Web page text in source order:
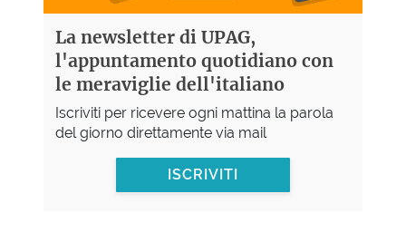
La newsletter di UPAG,
l'appuntamento quotidiano con
le meraviglie dell'italiano
Iscriviti per ricevere ogni mattina la parola
del giorno direttamente via mail
ISCRIVITI